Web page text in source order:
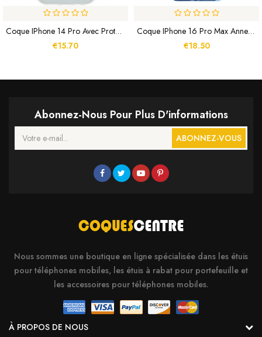
Coque IPhone 14 Pro Avec Protecteur Appareil Photo
€15.70
Coque IPhone 16 Pro Max Anneau-Support Fleurs Et Strass KADEM
€18.50
Abonnez-Nous Pour Plus D'informations
ABONNEZ-VOUS
Nous sommes une boutique en ligne spécialisée dans les étuis
pour téléphones mobiles, les étuis à rabat pour portefeuille et
les accessoires pour téléphones mobiles.
À PROPOS DE NOUS